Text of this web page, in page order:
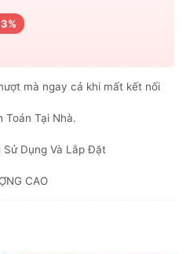
mà ngay cả khi mất kết nối
Toán Tại Nhà.
Sử Dụng Và Lắp Đặt
CAO